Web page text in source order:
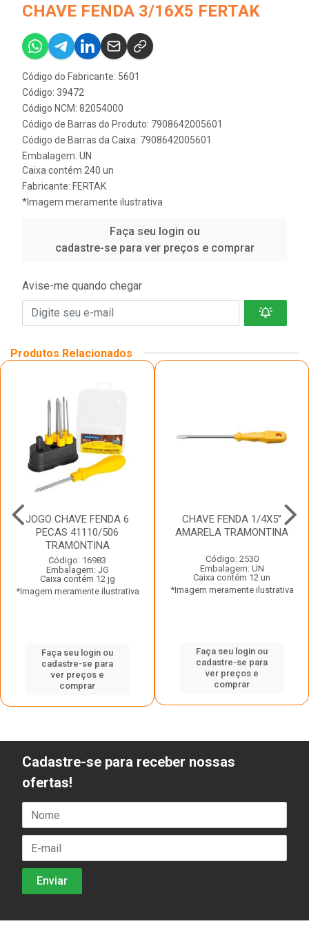
CHAVE FENDA 3/16X5 FERTAK
Código do Fabricante: 5601
Código: 39472
Código NCM: 82054000
Código de Barras do Produto: 7908642005601
Código de Barras da Caixa: 7908642005601
Embalagem: UN
Caixa contém 240 un
Fabricante: FERTAK
*Imagem meramente ilustrativa
Faça seu login ou
cadastre-se para ver preços e comprar
Avise-me quando chegar
Produtos Relacionados
JOGO CHAVE FENDA 6
PECAS 41110/506
TRAMONTINA
Código: 16983
Embalagem: JG
Caixa contém 12 jg
*Imagem meramente ilustrativa
Faça seu login ou
cadastre-se para
ver preços e
comprar
CHAVE FENDA 1/4X5”
AMARELA TRAMONTINA
Código: 2530
Embalagem: UN
Caixa contém 12 un
*Imagem meramente ilustrativa
Faça seu login ou
cadastre-se para
ver preços e
comprar
Cadastre-se para receber nossas
ofertas!